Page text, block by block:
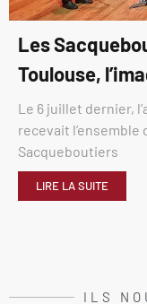
Les
Toulouse,
Le 6 juillet dernier,
recevait l’ensemble
Sacqueboutiers
LIRE LA SUITE
ILS